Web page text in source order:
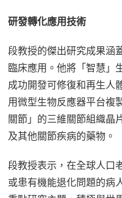
研發轉化應用技術
段教授的傑出研究成果涵
臨床應用。他將「智慧」
成功開發可修復和再生人
用微型生物反應器平台複
關節」的三維關節組織晶
及其他關節疾病的藥物。
段教授表示，在全球人口
或患有機能退化問題的病